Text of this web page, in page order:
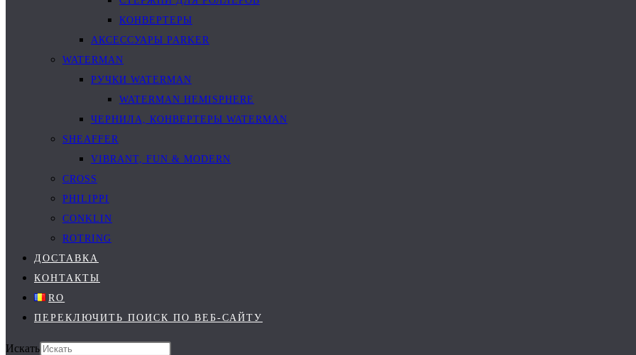
КОНВЕРТЕРЫ
АКСЕССУАРЫ PARKER
WATERMAN
РУЧКИ WATERMAN
WATERMAN HEMISPHERE
ЧЕРНИЛА, КОНВЕРТЕРЫ WATERMAN
SHEAFFER
VIBRANT, FUN & MODERN
CROSS
PHILIPPI
CONKLIN
ROTRING
ДОСТАВКА
КОНТАКТЫ
RO
ПЕРЕКЛЮЧИТЬ ПОИСК ПО ВЕБ-САЙТУ
Искать